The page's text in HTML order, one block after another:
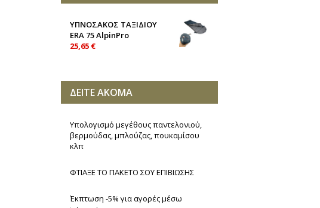
ΥΠΝΟΣΑΚΟΣ ΤΑΞΙΔΙΟΥ
ERA 75 AlpinPro
25,65 €
ΔΕΙΤΕ ΑΚΟΜΑ
Υπολογισμό μεγέθους παντελονιού,
βερμούδας, μπλούζας, πουκαμίσου
κλπ
ΦΤΙΑΞΕ ΤΟ ΠΑΚΕΤΟ ΣΟΥ ΕΠΙΒΙΩΣΗΣ
Έκπτωση -5% για αγορές μέσω